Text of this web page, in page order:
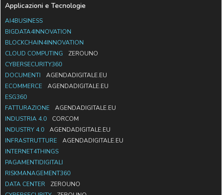
Applicazioni e Tecnologie
AI4BUSINESS
BIGDATA4INNOVATION
BLOCKCHAIN4INNOVATION
CLOUD COMPUTING
ZEROUNO
CYBERSECURITY360
DOCUMENTI
AGENDADIGITALE.EU
ECOMMERCE
AGENDADIGITALE.EU
ESG360
FATTURAZIONE
AGENDADIGITALE.EU
INDUSTRIA 4.0
CORCOM
INDUSTRY 4.0
AGENDADIGITALE.EU
INFRASTRUTTURE
AGENDADIGITALE.EU
INTERNET4THINGS
PAGAMENTIDIGITALI
RISKMANAGEMENT360
DATA CENTER
ZEROUNO